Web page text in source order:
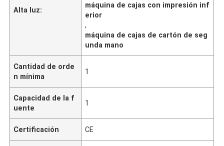
Alta luz:
máquina de cajas con impresión inf
erior
,
máquina de cajas de cartón de seg
unda mano
Cantidad de orde
n mínima
1
Capacidad de la f
uente
1
Certificación CE